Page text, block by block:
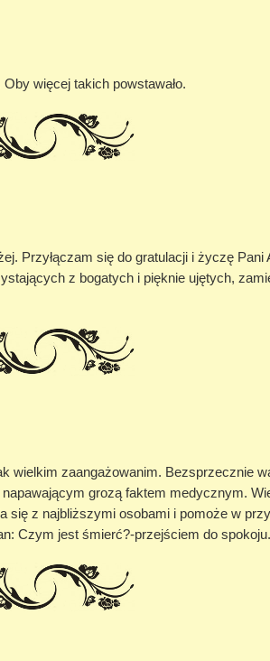
więcej takich powstawało.
Przyłączam się do gratulacji i życzę Pani
z bogatych i pięknie ujętych,
wielkim zaangażowanim. Bezsprzecznie
grozą faktem medycznym.
się z najbliższymi osobami i pomoże w
Czym jest śmierć?-przejściem do